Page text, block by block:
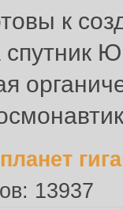
к
13937